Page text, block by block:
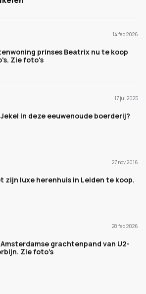
14 feb 2026
prinses Beatrix nu te koop
Zie foto's
17 jul 2025
in deze eeuwenoude boerderij?
27 nov 2016
zijn luxe herenhuis in Leiden te koop.
28 feb 2026
grachtenpand van U2-
Zie foto’s